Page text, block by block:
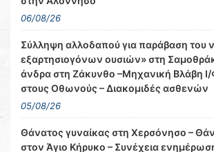
06/08/26
Σύλληψη αλλοδαπού για παράβαση του
εξαρτησιογόνων ουσιών» στη
άνδρα στη Ζάκυνθο –Μηχανική Βλάβη
στους Οθωνούς – Διακομιδές ασθενών
05/08/26
Θάνατος γυναίκας στη Χερσόνησο –
στον Άγιο Κήρυκο – Συνέχεια